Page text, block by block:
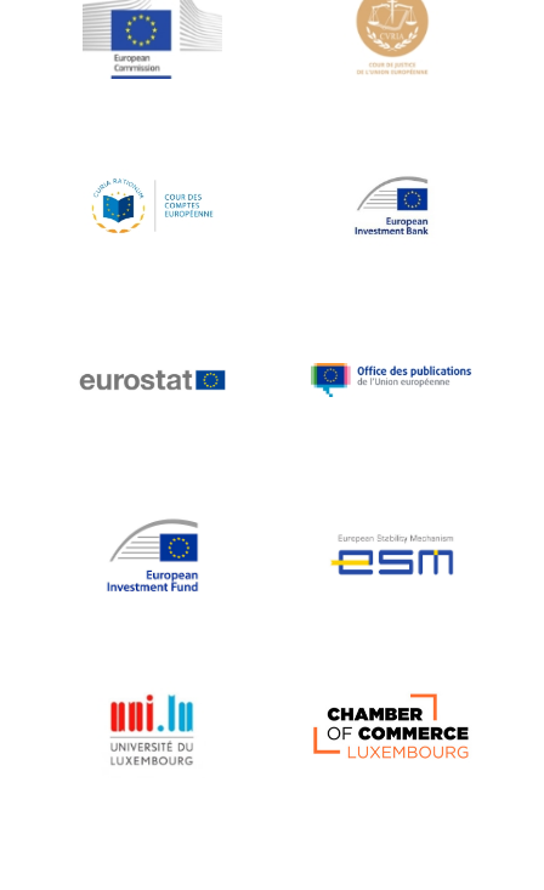
Jean-Louis Schiltz
Jean-Victor Louis
Johnny Åkerholm
Katharien L.C. Hunt
Klaus-Heiner Lehne
Koen LENAERTS
Lars Heikensten
Lucas Papademos
Máire Geoghegan-Quinn